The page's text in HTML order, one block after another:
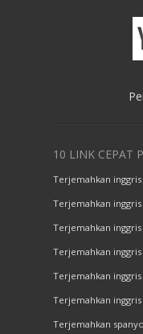
10 LINK CEPAT
Terjemahkan
Terjemahkan
Terjemahkan inggris
Terjemahkan
Terjemahkan
Terjemahkan inggris
Terjemahkan